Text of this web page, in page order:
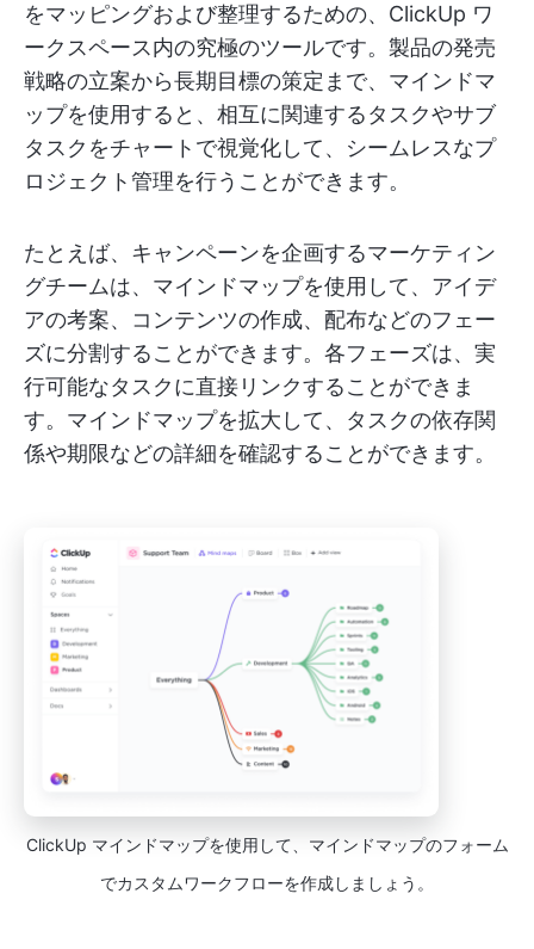
をマッピングおよび整理するための、ClickUp ワ
ークスペース内の究極のツールです。製品の発売
戦略の立案から長期目標の策定まで、マインドマ
ップを使用すると、相互に関連するタスクやサブ
タスクをチャートで視覚化して、シームレスなプ
ロジェクト管理を行うことができます。
たとえば、キャンペーンを企画するマーケティン
グチームは、マインドマップを使用して、アイデ
アの考案、コンテンツの作成、配布などのフェー
ズに分割することができます。各フェーズは、実
行可能なタスクに直接リンクすることができま
す。マインドマップを拡大して、タスクの依存関
係や期限などの詳細を確認することができます。
ClickUp マインドマップを使用して、マインドマップのフォーム
でカスタムワークフローを作成しましょう。